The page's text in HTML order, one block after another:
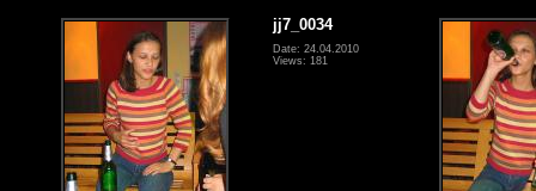
jj7_0034
Date: 24.04.2010
Views: 181